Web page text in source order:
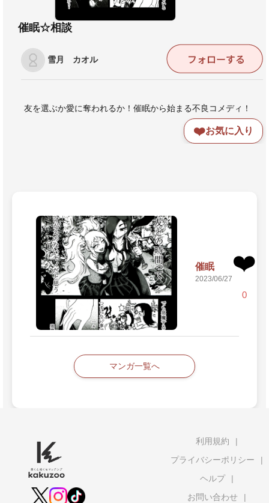
催眠☆相談
雪月 カオル
友を選ぶか愛に奪われるか！催眠から始まる不良コメディ！
❤️お気に入り
催眠
2023/06/27
❤️
0
マンガ一覧へ
利用規約
プライバシーポリシー
ヘルプ
お問い合わせ